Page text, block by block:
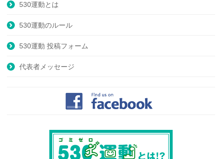
530運動とは
530運動のルール
530運動 投稿フォーム
代表者メッセージ